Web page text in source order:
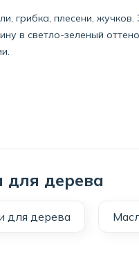
грибка, плесени,
в светло-зеленый
для дерева
для дерева